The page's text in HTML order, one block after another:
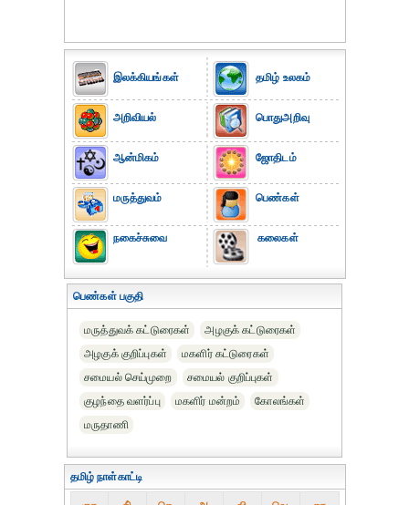
இலக்கியங்கள்
அறிவியல்
ஆன்மிகம்
மருத்துவம்
நகைச்சுவை
தமிழ் உலகம்
பொதுஅறிவு
ஜோதிடம்
பெண்கள்
கலைகள்
பெண்கள் பகுதி
மருத்துவக் கட்டுரைகள்
அழகுக் கட்டுரைகள்
அழகுக் குறிப்புகள்
மகளிர் கட்டுரைகள்
சமையல் செய்முறை
சமையல் குறிப்புகள்
குழந்தை வளர்ப்பு
மகளிர் மன்றம்
கோலங்கள்
மருதாணி
தமிழ் நாள்காட்டி